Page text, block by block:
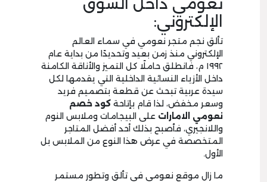
نعومي داخل السوق
الإلكتروني:
تألق نجم متجر نعومي في سماء العالم
الإلكتروني منذ زمن بعيد وتحديدًا من بداية عام
١٩٩٢ م، فانطلق حاملًا كل التميز والأناقة الكامنة
داخل الأزياء النسائية الداخلية التي يقدمها لكل
سيدة عربية تبحث عن قطعة بتصميم فريد
وسعر مخفض، لذا قام بإتاحة كود خصم
نعومي الامارات على البيجامات وملابس النوم
واللانجيري، فأصبح بذلك أحد أفضل المتاجر
المتخصصة في عرض هذا النوع من الملابس بل
الأول.
ما زال موقع نعومي في تألق وتطور مستمر